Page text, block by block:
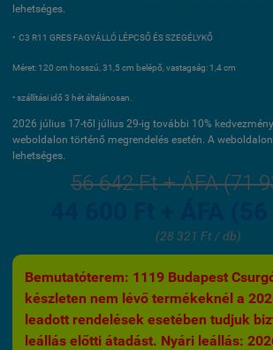
lehetséges.
• C3 R11 GRES FAGYÁLLÓ LÉPCSŐ ÉS SZEGÉLYKŐ
Méret: 120 cm hosszú, 31,5 cm belépő, vastagság: 1,4 cm
• szállítási idő 3 hét általánosan.
2026 július 17-től július 29-ig további 10%
weboldalon történő megrendelés esetén. A
lehetséges.
56 642 Ft + ÁFA (71
(28 321 Ft / db)
Bemutatóterem: 1119 Budapest
készleten nem lévő termékeknél a
leadott rendelések esetében tudjuk
leállás előtti átadást. Nyári leállás: